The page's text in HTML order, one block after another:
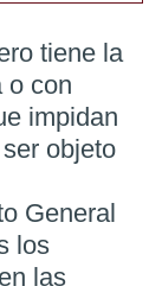
tiene la
o con
impidan
objeto
General
los
las